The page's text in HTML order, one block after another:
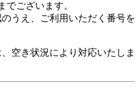
でございます。
うえ、ご利用いただく番号を
空き状況により対応いたしま